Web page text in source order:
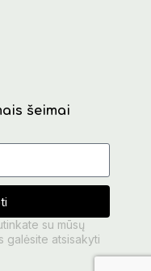
šeimai
su mūsų
galėsite atsisakyti